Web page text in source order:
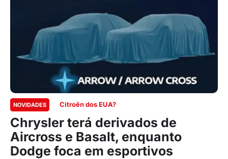
NOVIDADES Citroën dos EUA?
Chrysler terá derivados de
Aircross e Basalt, enquanto
Dodge foca em esportivos